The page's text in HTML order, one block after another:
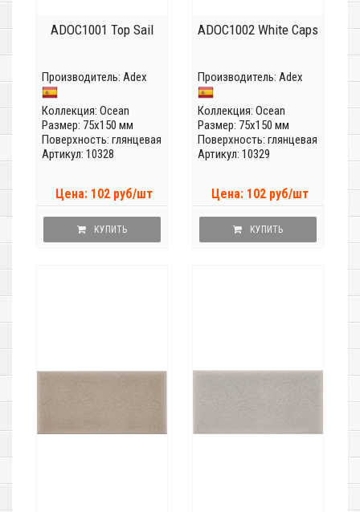
ADOC1001 Top Sail
Производитель: Adex
Коллекция: Ocean
Размер: 75x150 мм
Поверхность: глянцевая
Артикул: 10328
Цена: 102 руб/шт
КУПИТЬ
ADOC1002 White Caps
Производитель: Adex
Коллекция: Ocean
Размер: 75x150 мм
Поверхность: глянцевая
Артикул: 10329
Цена: 102 руб/шт
КУПИТЬ